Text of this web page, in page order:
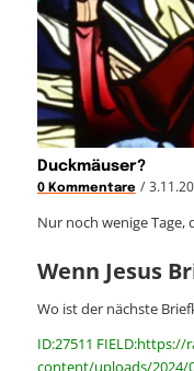
Duckmäuser?
0 Kommentare /
Nur noch wenige
Wenn Jesus
Wo ist der nächste
ID:27511
content/uploads/2024/